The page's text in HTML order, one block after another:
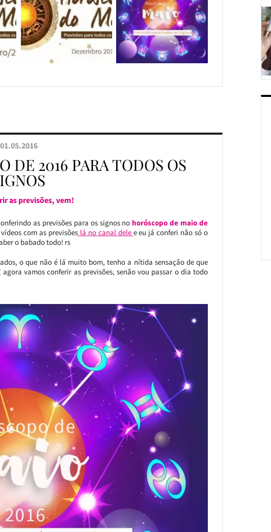
01.05.2016
DE 2016 PARA TODOS OS
as previsões, vem!
as previsões para os signos no horóscopo de maio de
com as previsõeslá no canal dele e eu já conferi não só o
o babado todo! rs
o que não é lá muito bom, tenho a nítida sensação de que
vamos conferir as previsões, senão vou passar o dia todo